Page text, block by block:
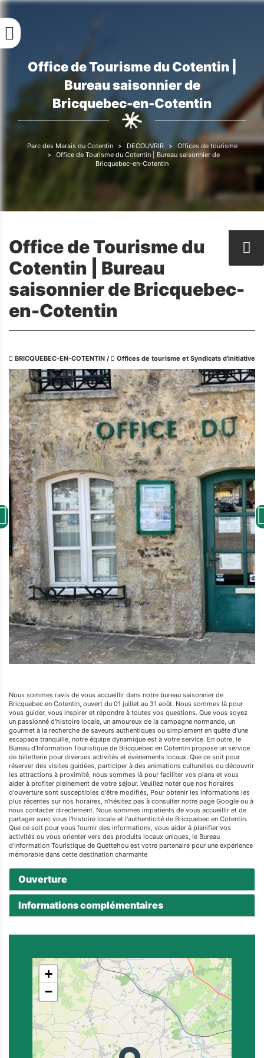
Aller
contenu
principal
Fil
d'Ariane
Office de Tourisme du Cotentin |
Bureau saisonnier de
Bricquebec-en-Cotentin
d'Ariane
Parc des Marais du Cotentin DECOUVRIR
Offices de tourisme
Office de Tourisme du Cotentin | Bureau saisonnier de
Bricquebec-en-Cotentin
Office de Tourisme du
Cotentin | Bureau
saisonnier de Bricquebec-
en-Cotentin
BRICQUEBEC-EN-COTENTIN / Offices de tourisme et Syndicats d'initiative
Nous sommes ravis de vous accueillir dans notre bureau saisonnier de
Bricquebec en Cotentin, ouvert du 01 juillet au 31 août. Nous sommes là pour
vous guider, vous inspirer et répondre à toutes vos questions. Que vous soyez
un passionné d'histoire locale, un amoureux de la campagne normande, un
gourmet à la recherche de saveurs authentiques ou simplement en quête d'une
escapade tranquille, notre équipe dynamique est à votre service. En outre, le
Bureau d'Information Touristique de Bricquebec en Cotentin propose un service
de billetterie pour diverses activités et événements locaux. Que ce soit pour
réserver des visites guidées, participer à des animations culturelles ou découvrir
les attractions à proximité, nous sommes là pour faciliter vos plans et vous
aider à profiter pleinement de votre séjour. Veuillez noter que nos horaires
d'ouverture sont susceptibles d'être modifiés, Pour obtenir les informations les
plus récentes sur nos horaires, n'hésitez pas à consulter notre page Google ou à
nous contacter directement. Nous sommes impatients de vous accueillir et de
partager avec vous l'histoire locale et l'authenticité de Bricquebec en Cotentin.
Que ce soit pour vous fournir des informations, vous aider à planifier vos
activités ou vous orienter vers des produits locaux uniques, le Bureau
d'Information Touristique de Quettehou est votre partenaire pour une expérience
mémorable dans cette destination charmante
Ouverture
Informations complémentaires
+
−